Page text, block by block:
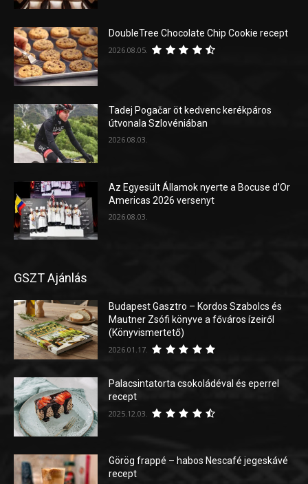
DoubleTree Chocolate Chip Cookie recept
2026.08.05.
Tadej Pogačar öt kedvenc kerékpáros
útvonala Szlovéniában
2026.08.03.
Az Egyesült Államok nyerte a Bocuse d’Or
Americas 2026 versenyt
2026.08.03.
GSZT Ajánlás
Budapest Gasztro – Kordos Szabolcs és
Mautner Zsófi könyve a főváros ízeiről
(Könyvismertető)
2026.01.17.
Palacsintatorta csokoládéval és eperrel
recept
2025.12.03.
Görög frappé – habos Nescafé jegeskávé
recept